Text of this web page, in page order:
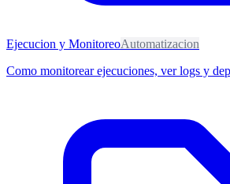
Ejecucion y MonitoreoAutomatizacion
Como monitorear ejecuciones, ver logs y